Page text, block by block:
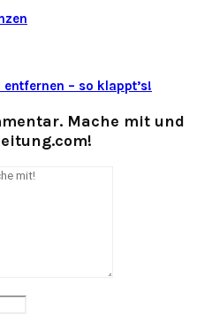
– so klappt’s!
Mache mit und